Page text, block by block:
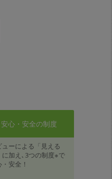
安心・安全の制度
ューによる「見える
に加え､3つの制度※で
安全！